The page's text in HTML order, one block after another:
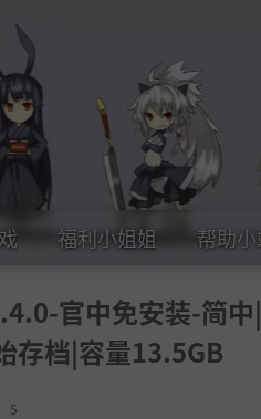
福利小姐姐 帮助小
官中免安装-简中
存档|容量13.5GB
5